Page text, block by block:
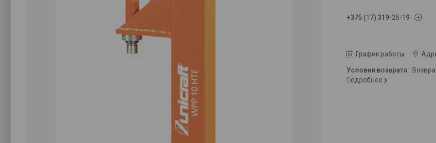
+375 (17) 319-25-19
График работы
Подробнее